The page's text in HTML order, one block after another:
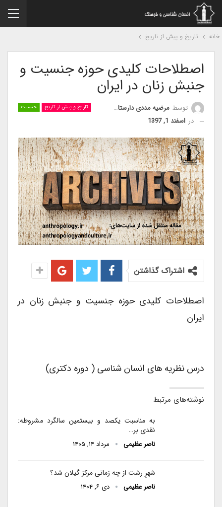
تاریخ و پیش از تاریخ
اصطلاحات کلیدی حوزه جنسیت و
جنبش زنان در ایران
تاریخ و پیش از تاریخ جنسیت توسطمرضیه مددی دارستانی
دراسفند 1, 1397
اشتراک گذاشتن
اصطلاحات کلیدی حوزه جنسیت و جنبش زنان در
ایران
درس نظریه های انسان شناسی ( دوره دکتری)
نوشته‌های مرتبط
به مناسبت یکصد و بیستمین سالگرد مشروطه:
نقدی بر…
ناصر عظیمی مرداد ۱۴, ۱۴۰۵
شهرِ رشت از چه زمانی مرکز گیلان شد؟
ناصر عظیمی دی ۶, ۱۴۰۴